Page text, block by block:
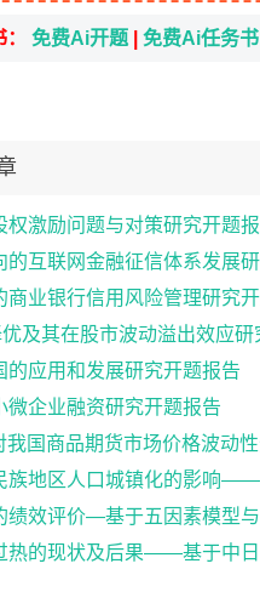
免费Ai开题 免费Ai任务书
权激励问题与对策研究开题
的互联网金融征信体系发展
商业银行信用风险管理研究
及其在股市波动溢出效应研
的应用和发展研究开题报告
微企业融资研究开题报告
国商品期货市场价格波动
族地区人口城镇化的影响
绩效评价—基于五因素模型
热的现状及后果——基于中